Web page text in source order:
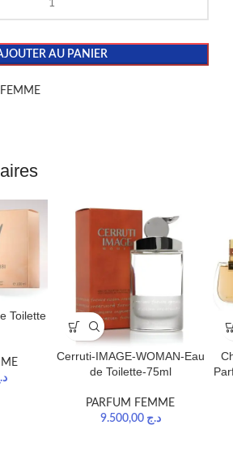
AU PANIER
Toilette
Cerruti-IMAGE-WOMAN-Eau
de Toilette-75ml
PARFUM FEMME
د.ج 9.500,00